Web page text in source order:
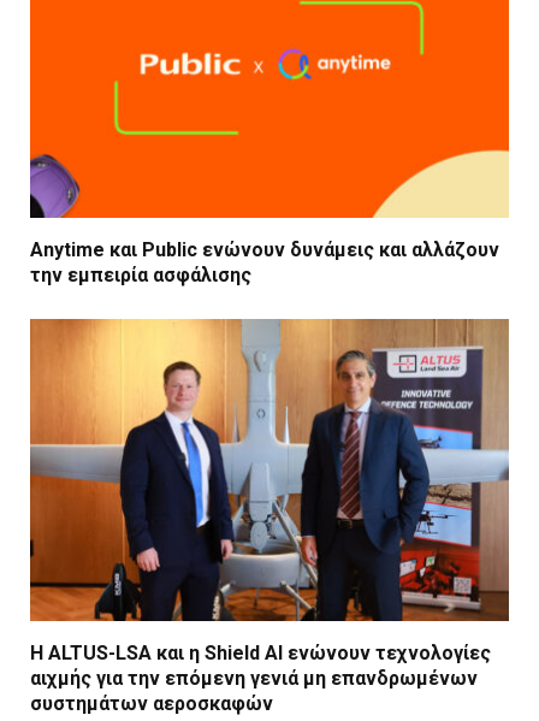
Anytime και Public ενώνουν δυνάμεις και αλλάζουν
την εμπειρία ασφάλισης
Η ALTUS-LSA και η Shield AI ενώνουν τεχνολογίες
αιχμής για την επόμενη γενιά μη επανδρωμένων
συστημάτων αεροσκαφών